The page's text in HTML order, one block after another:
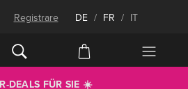
Registrare DE / FR / IT
DEALS FÜR SIE ☀️